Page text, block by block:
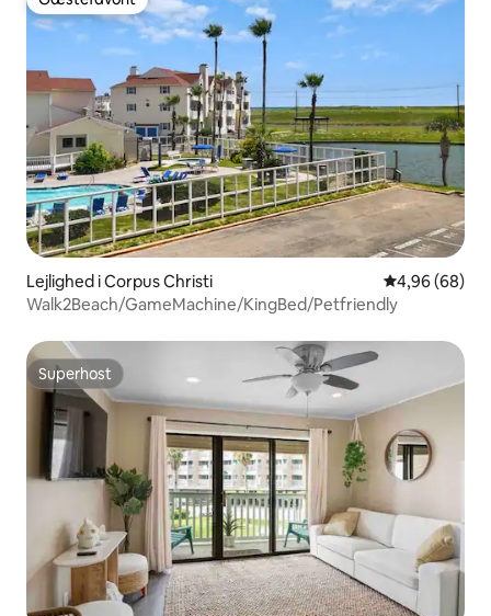
Gæstefavorit
Lejlighed i Corpus Christi 4,96 ud af 5 i
4,96 (68)
Walk2Beach/GameMachine/KingBed/Petfriendly
Superhost
Superhost